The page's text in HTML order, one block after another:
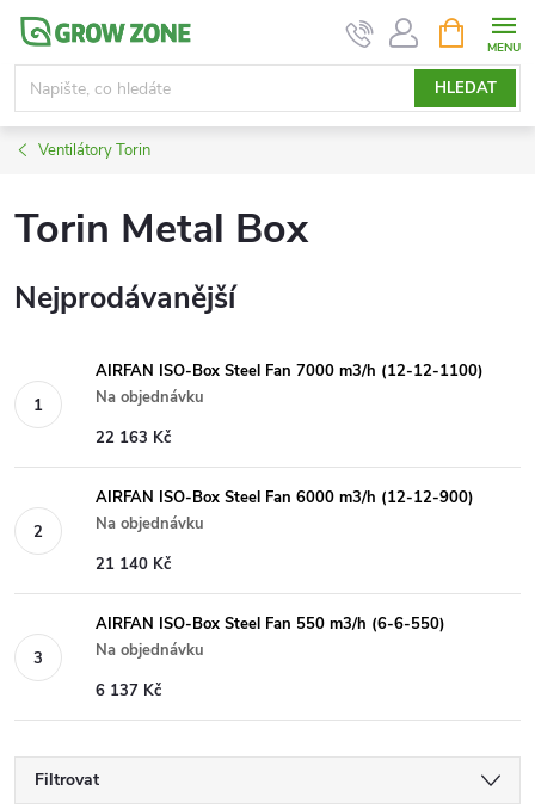
Přejít
obsah
HLEDAT
NÁKUPNÍ
KOŠÍK
Ventilátory Torin
Torin Metal Box
Nejprodávanější
AIRFAN ISO-Box Steel Fan 7000 m3/h (12-12-1100)
Na objednávku
22 163 Kč
AIRFAN ISO-Box Steel Fan 6000 m3/h (12-12-900)
Na objednávku
21 140 Kč
AIRFAN ISO-Box Steel Fan 550 m3/h (6-6-550)
Na objednávku
6 137 Kč
Filtrovat